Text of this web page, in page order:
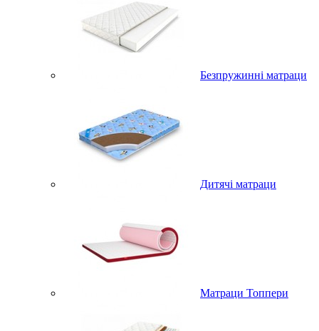
Безпружинні матраци
Дитячі матраци
Матраци Топпери